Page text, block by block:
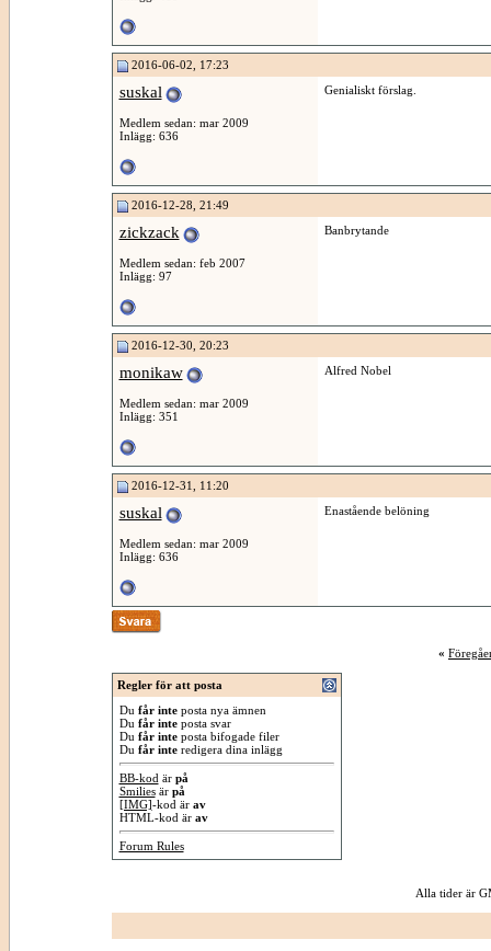
2016-06-02, 17:23
suskal
Medlem sedan: mar 2009
Inlägg: 636
Genialiskt förslag.
2016-12-28, 21:49
zickzack
Medlem sedan: feb 2007
Inlägg: 97
Banbrytande
2016-12-30, 20:23
monikaw
Medlem sedan: mar 2009
Inlägg: 351
Alfred Nobel
2016-12-31, 11:20
suskal
Medlem sedan: mar 2009
Inlägg: 636
Enastående belöning
«
Regler för att posta
Du får inteposta nya ämnen
Du får inteposta svar
Du får inteposta bifogade filer
Du får interedigera dina inlägg
BB-kod är på
Smiliesär på
[IMG]-kod är av
HTML-kod är av
Forum Rules
Alla tider är